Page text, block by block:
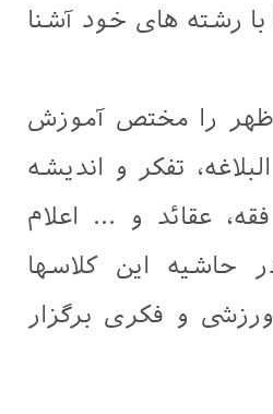
با رشته های خود آشنا
ظهر را مختص آموزش
تفکر و اندیشه
عقائد و ... اعلام
حاشیه این کلاسها
و فکری برگزار